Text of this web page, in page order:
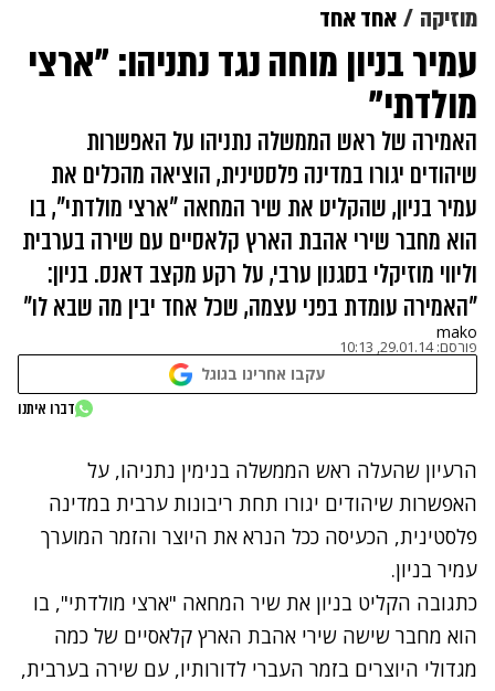
מוזיקה אחד אחד
עמיר בניון מוחה נגד נתניהו: "ארצי
מולדתי"
האמירה של ראש הממשלה נתניהו על האפשרות
שיהודים יגורו במדינה פלסטינית, הוציאה מהכלים את
עמיר בניון, שהקליט את שיר המחאה "ארצי מולדתי", בו
הוא מחבר שירי אהבת הארץ קלאסיים עם שירה בערבית
וליווי מוזיקלי בסגנון ערבי, על רקע מקצב דאנס. בניון:
"האמירה עומדת בפני עצמה, שכל אחד יבין מה שבא לו"
mako
פורסם:29.01.14, 10:13
עקבו אחרינו בגוגל
נתקלנו בבעיה
דברו איתנו
הרעיון שהעלה ראש הממשלה בנימין נתניהו, על
האפשרות שיהודים יגורו תחת ריבונות ערבית במדינה
פלסטינית, הכעיסה ככל הנרא את היוצר והזמר המוערך
עמיר בניון.
כתגובה הקליט בניון את שיר המחאה "ארצי מולדתי", בו
הוא מחבר שישה שירי אהבת הארץ קלאסיים של כמה
מגדולי היוצרים בזמר העברי לדורותיו, עם שירה בערבית,